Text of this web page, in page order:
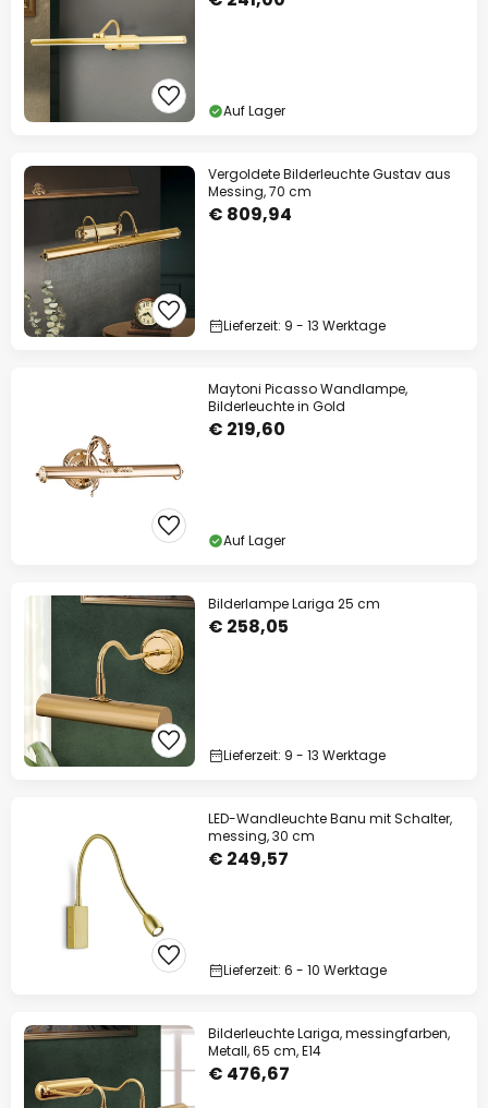
Auf Lager
Vergoldete Bilderleuchte Gustav aus
Messing, 70 cm
€ 809,94
Lieferzeit: 9 - 13 Werktage
Maytoni Picasso Wandlampe,
Bilderleuchte in Gold
€ 219,60
Auf Lager
Bilderlampe Lariga 25 cm
€ 258,05
Lieferzeit: 9 - 13 Werktage
LED-Wandleuchte Banu mit Schalter,
messing, 30 cm
€ 249,57
Lieferzeit: 6 - 10 Werktage
Bilderleuchte Lariga, messingfarben,
Metall, 65 cm, E14
€ 476,67